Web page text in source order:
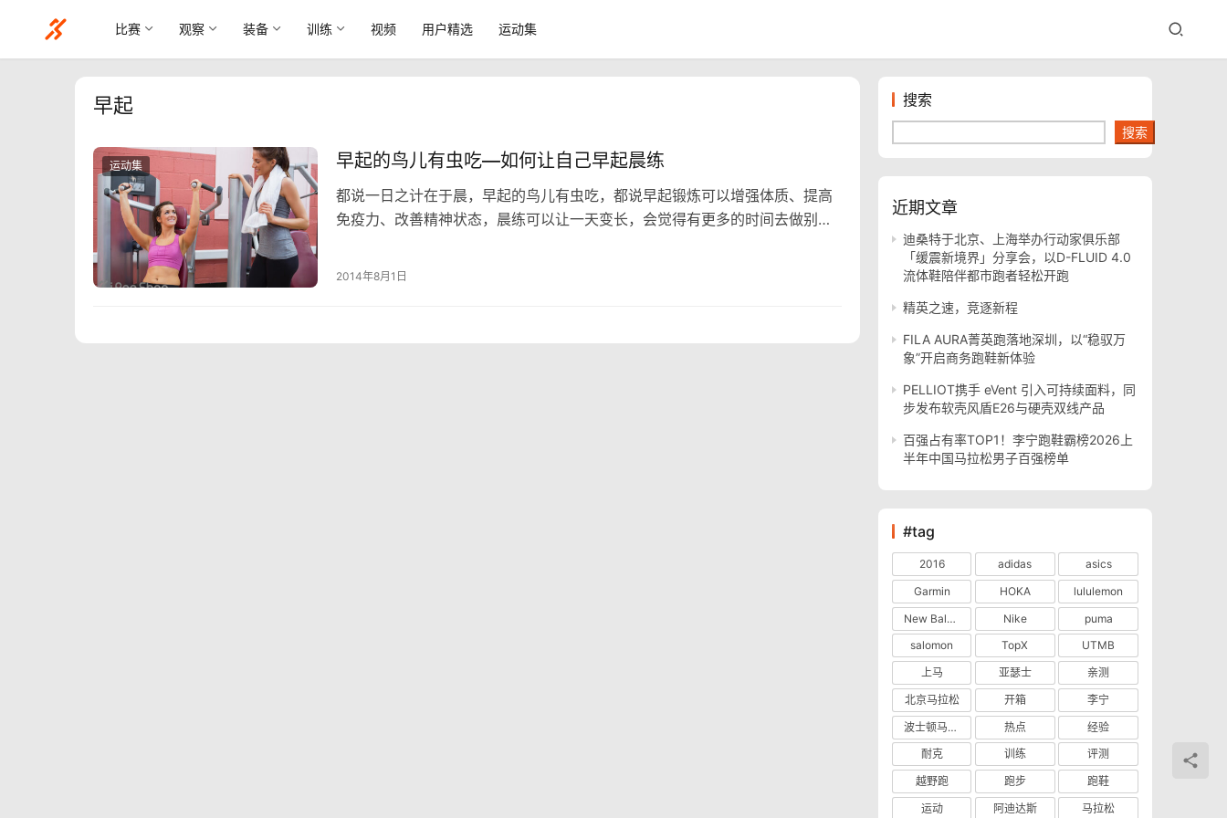
比赛 观察 装备 训练 视频 用户精选 运动集
早起
运动集 早起的鸟儿有虫吃—如何让自己早起晨练
​都说一日之计在于晨，早起的鸟儿有虫吃，都说早起锻炼可以增强体质、提高
免疫力、改善精神状态，晨练可以让一天变长，会觉得有更多的时间去做别的
怎么起！
2014年8月1日
搜索
搜索
近期文章
迪桑特于北京、上海举办行动家俱乐部
「缓震新境界」分享会，以D-FLUID 4.0
流体鞋陪伴都市跑者轻松开跑
精英之速，竞逐新程
FILA AURA菁英跑落地深圳，以“稳驭万
象”开启商务跑鞋新体验
PELLIOT携手 eVent 引入可持续面料，同
步发布软壳风盾E26与硬壳双线产品
百强占有率TOP1！李宁跑鞋霸榜2026上
半年中国马拉松男子百强榜单
#tag
2016 adidas
asics
Garmin
HOKA
lululemon
New Balance
Nike
puma
salomon
TopX
UTMB
上马
亚瑟士
亲测
北京马拉松
开箱
李宁
波士顿马拉松
热点
经验
耐克
训练
评测
越野跑
跑步
跑鞋
运动
阿迪达斯 马拉松